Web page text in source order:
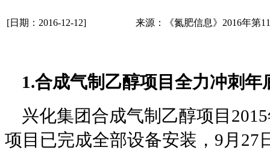
[日期：2016-12-12] 来源：《氮肥信息》2016年第
1.合成气制乙醇项目全力冲刺年
兴化集团合成气制乙醇项目 2015
项目已完成全部设备安装， 9月 27